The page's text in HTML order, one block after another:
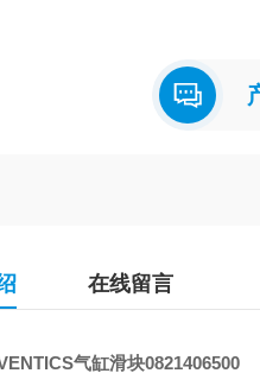
在线留言
气缸滑块0821406500